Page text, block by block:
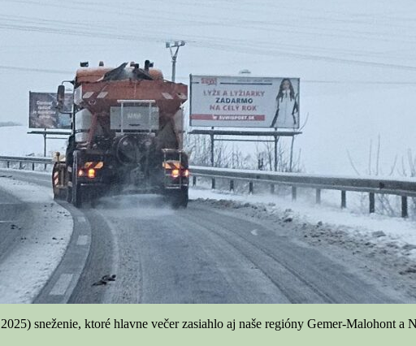
sneženie, ktoré hlavne večer zasiahlo aj naše regióny Gemer-Malohont a